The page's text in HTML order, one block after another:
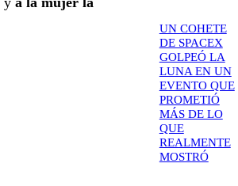
UN COHETE
DE SPACEX
GOLPEÓ LA
LUNA EN UN
EVENTO QUE
PROMETIÓ
MÁS DE LO
QUE
REALMENTE
MOSTRÓ